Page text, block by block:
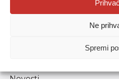
Ne
Spremi
Donje Svetice 38, 10000 Zagreb
1778129
Prenošenje sadržaja
Novosti